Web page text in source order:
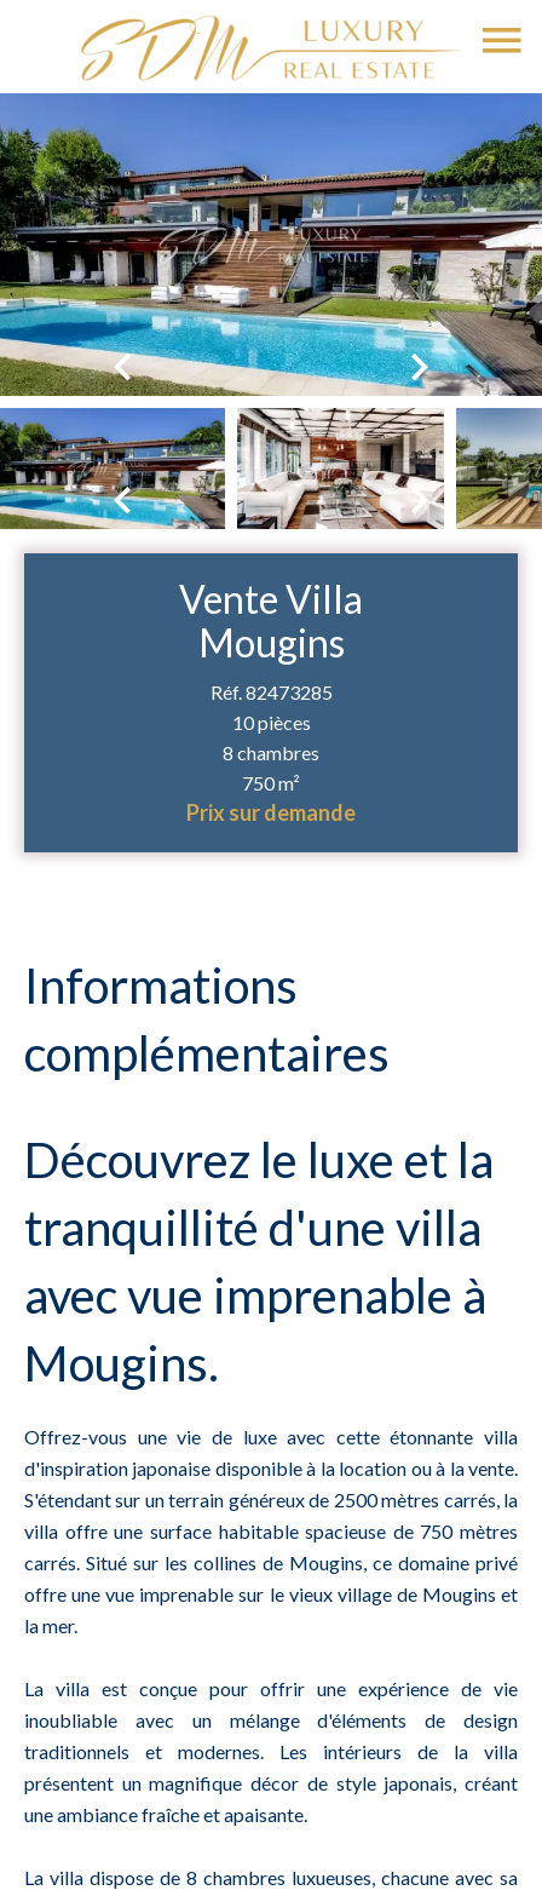
Vente Villa
Mougins
Réf. 82473285
10 pièces
8 chambres
750 m²
Prix sur demande
Informations
complémentaires
Découvrez le luxe et la
tranquillité d'une villa
avec vue imprenable à
Mougins.
Offrez-vous une vie de luxe avec cette étonnante villa
d'inspiration japonaise disponible à la location ou à la vente.
S'étendant sur un terrain généreux de 2500 mètres carrés, la
villa offre une surface habitable spacieuse de 750 mètres
carrés. Situé sur les collines de Mougins, ce domaine privé
offre une vue imprenable sur le vieux village de Mougins et
la mer.
La villa est conçue pour offrir une expérience de vie
inoubliable avec un mélange d'éléments de design
traditionnels et modernes. Les intérieurs de la villa
présentent un magnifique décor de style japonais, créant
une ambiance fraîche et apaisante.
La villa dispose de 8 chambres luxueuses, chacune avec sa